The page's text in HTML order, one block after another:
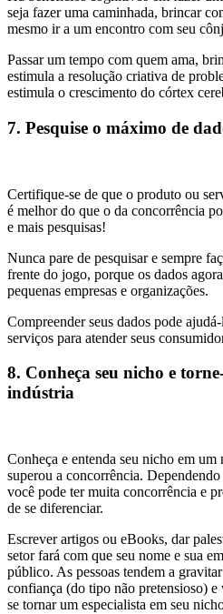
seja fazer uma caminhada, brincar
mesmo ir a um encontro com seu
Passar um tempo com quem ama,
estimula a resolução criativa de
estimula o crescimento do córtex
7. Pesquise o máximo de
Certifique-se de que o produto ou
é melhor do que o da concorrência
e mais pesquisas!
Nunca pare de pesquisar e sempre
frente do jogo, porque os dados
pequenas empresas e organizações.
Compreender seus dados pode
serviços para atender seus
8. Conheça seu nicho e
indústria
Conheça e entenda seu nicho em
superou a concorrência.
você pode ter muita concorrência e
de se diferenciar.
Escrever artigos ou eBooks, dar
setor fará com que seu nome e sua
público. As pessoas tendem a
confiança (do tipo não pretensioso) e
se tornar um especialista em seu